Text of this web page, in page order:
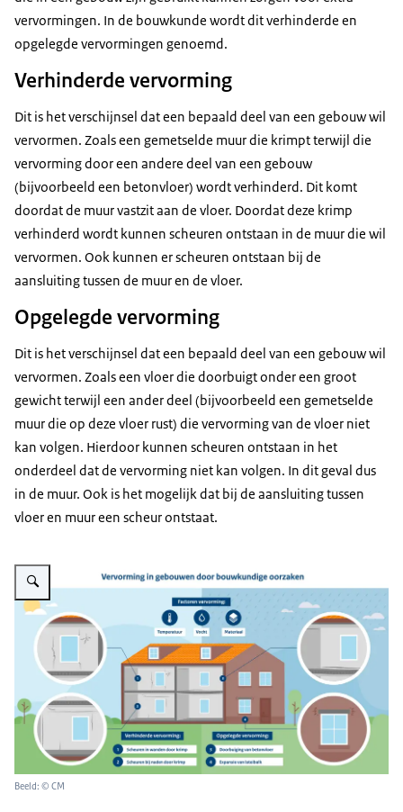
vervormingen. In de bouwkunde wordt dit verhinderde en
opgelegde vervormingen genoemd.
Verhinderde vervorming
Dit is het verschijnsel dat een bepaald deel van een gebouw wil
vervormen. Zoals een gemetselde muur die krimpt terwijl die
vervorming door een andere deel van een gebouw
(bijvoorbeeld een betonvloer) wordt verhinderd. Dit komt
doordat de muur vastzit aan de vloer. Doordat deze krimp
verhinderd wordt kunnen scheuren ontstaan in de muur die wil
vervormen. Ook kunnen er scheuren ontstaan bij de
aansluiting tussen de muur en de vloer.
Opgelegde vervorming
Dit is het verschijnsel dat een bepaald deel van een gebouw wil
vervormen. Zoals een vloer die doorbuigt onder een groot
gewicht terwijl een ander deel (bijvoorbeeld een gemetselde
muur die op deze vloer rust) die vervorming van de vloer niet
kan volgen. Hierdoor kunnen scheuren ontstaan in het
onderdeel dat de vervorming niet kan volgen. In dit geval dus
in de muur. Ook is het mogelijk dat bij de aansluiting tussen
vloer en muur een scheur ontstaat.
Vergroot afbeelding Vervorming in gebouwen door bouwkundige oorzaken
Beeld: © CM